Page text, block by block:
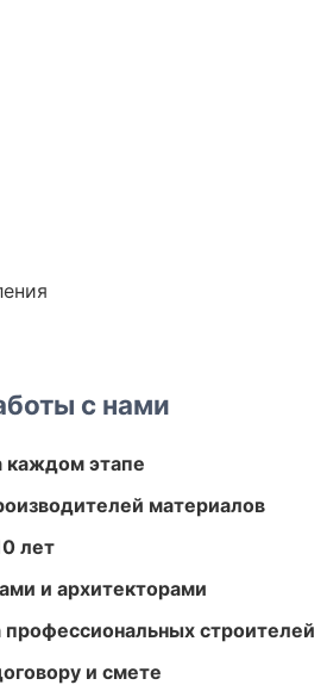
с нами
каждом этапе
материалов
лет
и архитекторами
профессиональных строителей
и смете